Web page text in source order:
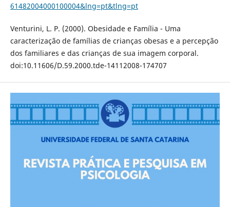
61482004000100004&lng=pt&tlng=pt
Venturini, L. P. (2000). Obesidade e Família - Uma
caracterização de famílias de crianças obesas e a percepção
dos familiares e das crianças de sua imagem corporal.
doi:10.11606/D.59.2000.tde-14112008-174707